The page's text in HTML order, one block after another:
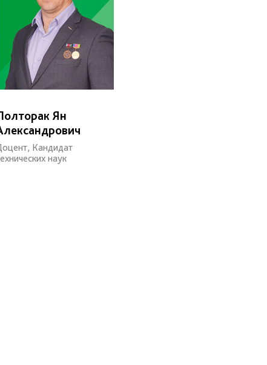
Ян
Кандидат
наук